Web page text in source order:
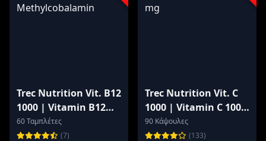
Trec Nutrition Vit. B12
1000 | Vitamin B12
Methylcobalamin
60 Ταμπλέτες
(7)
Trec Nutrition Vit. C
1000 | Vitamin C 1000
mg
90 Κάψουλες
(133)